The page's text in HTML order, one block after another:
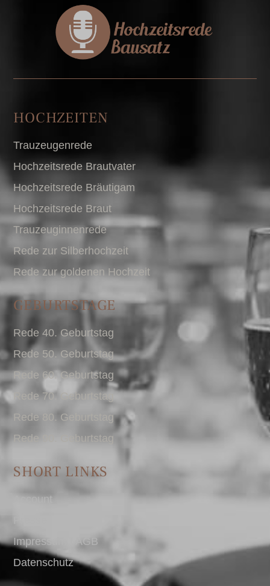
HOCHZEITEN
Trauzeugenrede
Hochzeitsrede Brautvater
Hochzeitsrede Bräutigam
Hochzeitsrede Braut
Trauzeuginnenrede
Rede zur Silberhochzeit
Rede zur goldenen Hochzeit
GEBURTSTAGE
Rede 40. Geburtstag
Rede 50. Geburtstag
Rede 60. Geburtstag
Rede 70. Geburtstag
Rede 80. Geburtstag
Rede 90. Geburtstag
SHORT LINKS
Account
Impressum I AGB
Datenschutz